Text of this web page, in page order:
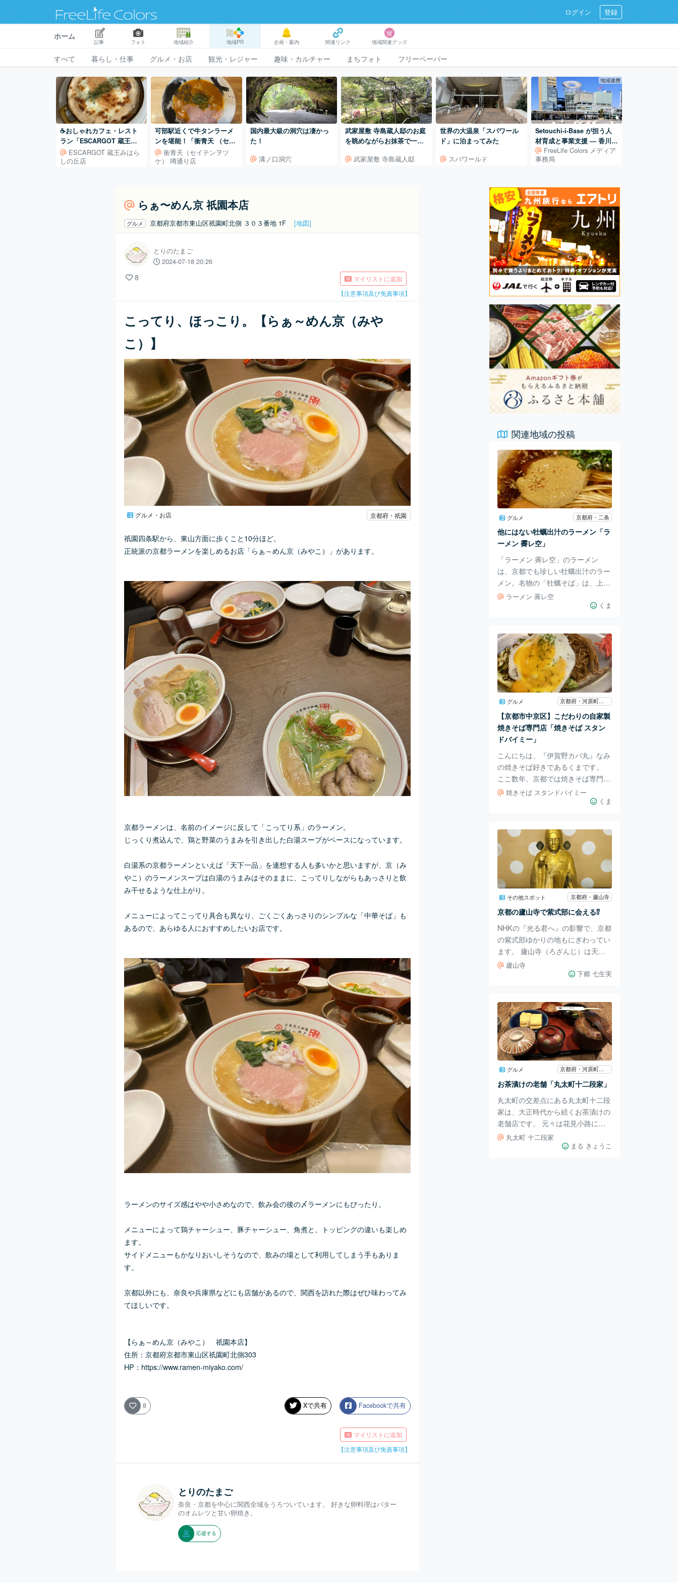
ログイン 登録
ホーム
記事 フォト 地域紹介 地域PR 企画・案内 関連リンク 地域関連グッズ
すべて 暮らし・仕事 グルメ・お店 観光・レジャー 趣味・カルチャー まちフォト フリーペーパー
☕️おしゃれカフェ・レスト
ラン「ESCARGOT 蔵王み
はらしの丘店」🐌
ESCARGOT 蔵王みはら
しの丘店
可部駅近くで牛タンラーメ
ンを堪能！「衝青天 （セイ
テンヲ ツケ）噂通り店」
（広島県安佐北区可部）
衝青天（セイテンヲツ
ケ） 噂通り店
国内最大級の洞穴は凄かっ
た！
溝ノ口洞穴
武家屋敷 寺島蔵人邸のお庭
を眺めながらお抹茶で一服
武家屋敷 寺島蔵人邸
世界の大温泉「スパワール
ド」に泊まってみた
スパワールド
地域連携
Setouchi-i-Base が担う人
材育成と事業支援 ― 香川で
「始める」を支える拠点
FreeLife Colors メディア
事務局
らぁ〜めん京 祇園本店
グルメ 京都府京都市東山区祇園町北側 ３０３番地 1F [地図]
とりのたまご
2024-07-18 20:26
8
マイリストに追加
【注意事項及び免責事項】
こってり、ほっこり。【らぁ～めん京（みや
こ）】
グルメ・お店 京都府・祇園
祇園四条駅から、東山方面に歩くこと10分ほど。
正統派の京都ラーメンを楽しめるお店「らぁ～めん京（みやこ）」があります。
京都ラーメンは、名前のイメージに反して「こってり系」のラーメン。
じっくり煮込んで、鶏と野菜のうまみを引き出した白湯スープがベースになっています。
白湯系の京都ラーメンといえば「天下一品」を連想する人も多いかと思いますが、京（み
やこ）のラーメンスープは白湯のうまみはそのままに、こってりしながらもあっさりと飲
み干せるような仕上がり。
メニューによってこってり具合も異なり、ごくごくあっさりのシンプルな「中華そば」も
あるので、あらゆる人におすすめしたいお店です。
ラーメンのサイズ感はやや小さめなので、飲み会の後の〆ラーメンにもぴったり。
メニューによって鶏チャーシュー、豚チャーシュー、角煮と、トッピングの違いも楽しめ
ます。
サイドメニューもかなりおいしそうなので、飲みの場として利用してしまう手もありま
す。
京都以外にも、奈良や兵庫県などにも店舗があるので、関西を訪れた際はぜひ味わってみ
てほしいです。
【らぁ～めん京（みやこ） 祇園本店】
住所：京都府京都市東山区祇園町北側303
HP： https://www.ramen-miyako.com/
8 Xで共有 Facebookで共有
マイリストに追加
【注意事項及び免責事項】
とりのたまご
奈良・京都を中心に関西全域をうろついています。 好きな卵料理はバター
のオムレツと甘い卵焼き。
応援する
関連地域の投稿
グルメ 京都府・二条
他にはない牡蠣出汁のラーメン「ラ
ーメン 霽レ空」
「ラーメン 霽レ空」のラーメン
は、京都でも珍しい牡蠣出汁のラー
メン。名物の「牡蠣そば」は、上品
な鶏清湯と牡蠣の旨味が口の中いっ
ぱいに広がる、他にはない一品で
ンに見えますが、左上に見慣れない
ペースト状の物体がありますよね。
これが「牡蠣そば」の味の決め手と
なる「牡蠣ペースト」です。 まず
はスープをそのままいただきます。
あっさりした鶏と牡蠣の旨味と醤油
のコクが広がり、これだけでもとて
も美味しい。 牡蠣ペーストをスー
プにとかすと、さらに
ラーメン 霽レ空
くま
グルメ 京都府・河原町・烏丸・大宮
【京都市中京区】こだわりの自家製
焼きそば専門店「焼きそば スタン
ドバイミー」
こんにちは、『伊賀野カバ丸』なみ
の焼きそば好きであるくまです。
ここ数年、京都では焼きそば専門店
が増えたように思っていましたが、
京都市営地下鉄・烏丸御池駅のすぐ
きそば スタンドバイミー」は、烏
丸御池駅から歩いて2分ほどの場所
にある、自家製焼きそば専門店。注
文は「焼きそばの味」を「ソース」
か「塩」、「麺の種類」を「太麺」
か「細麺」、最後に「トッピング」
を選びます。 トッピングには魚介
やレアチャーシュー、麺、豚肉、ね
ぎ、キャベツの増量な
焼きそば スタンドバイミー
くま
その他スポット 京都府・廬山寺
京都の廬山寺で紫式部に会える⁉︎
NHKの『光る君へ』の影響で、京都
の紫式部ゆかりの地もにぎわってい
ます。 廬山寺（ろざんじ）は天台
圓浄宗の本山で、紫式部の邸宅跡で
もあります。 紫式部はここで源氏
山に創建され、元亀2年（1571）、
現在地に移動しました。 本堂の裏
へ周ると、お寺の中を見学できま
す。 入り口で黄金の紫式部像が出
迎えてくれますよ。 拝観料は大人5
00円、小中学生400円、障害手帳を
お持ちの方400円です。 寺の中では
書院などを見学できます。 源氏庭
という
廬山寺
下郷 七生実
グルメ 京都府・河原町・烏丸・大宮
お茶漬けの老舗「丸太町十二段家」
丸太町の交差点にある丸太町十二段
家は、大正時代から続くお茶漬けの
老舗店です。 元々は花見小路にあ
った甘味処だそう。 酔ったお客さ
んの口直しにお茶漬けを出して評判
丸太町 十二段家
まる きょうこ